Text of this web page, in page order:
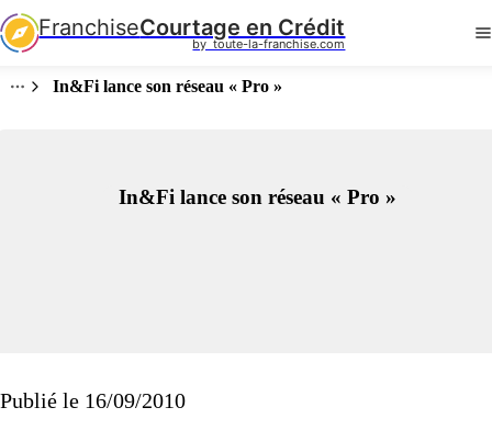
FranchiseCourtage en Crédit
by  toute-la-franchise.com
In&Fi lance son réseau « Pro »
In&Fi lance son réseau « Pro »
Publié le 16/09/2010